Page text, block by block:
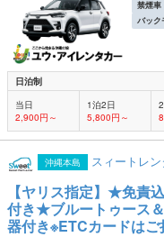
禁煙車
バック
日泊制
当日
2,900円～
1泊2日
5,800円～
沖縄本島 スィートレ
【ヤリス指定】★免
付き★ブルートゥース
器付き※ETCカードはご